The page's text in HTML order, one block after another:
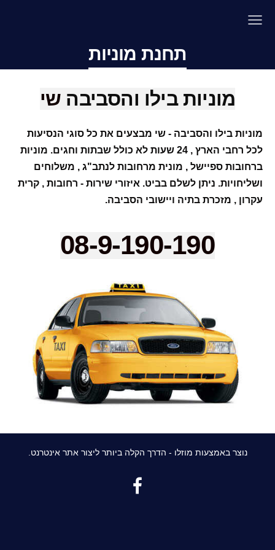
תחנת מוניות
מוניות בילו והסביבה שי
מוניות בילו והסביבה - שי מבצעים את כל סוגי הנסיעות
לכל רחבי הארץ , 24 שעות לא כולל שבתות וחגים. מוניות
ברחובות ספיישל , מונית מרחובות לנתב"ג , משלוחים
ושליחויות. ניתן לשלם בביט. איזורי שירות - רחובות , קרית
עקרון , מזכרת בתיה ויישובי הסביבה.
08-9-190-190
נוצר באמצעות מוזלו - הדרך הקלה ביותר ליצור אתר אינטרנט.